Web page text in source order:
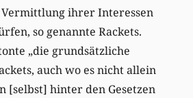
ihrer Interessen
so genannte Rackets.
„die grundsätzliche
auch wo es nicht allein
[selbst] hinter den Gesetzen